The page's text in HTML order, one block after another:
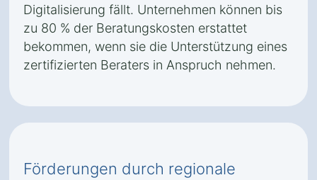
Digitalisierung fällt. Unternehmen können bis
zu 80 % der Beratungskosten erstattet
bekommen, wenn sie die Unterstützung eines
zertifizierten Beraters in Anspruch nehmen.
Förderungen durch regionale